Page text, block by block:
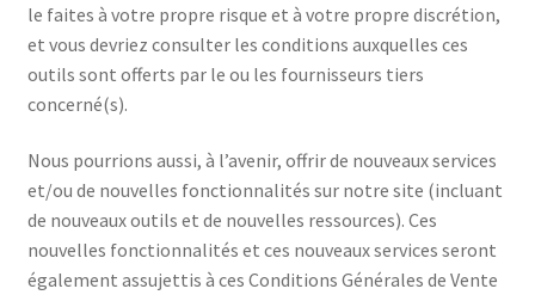
le faites à votre propre risque et à votre propre discrétion,
et vous devriez consulter les conditions auxquelles ces
outils sont offerts par le ou les fournisseurs tiers
concerné(s).
Nous pourrions aussi, à l’avenir, offrir de nouveaux services
et/ou de nouvelles fonctionnalités sur notre site (incluant
de nouveaux outils et de nouvelles ressources). Ces
nouvelles fonctionnalités et ces nouveaux services seront
également assujettis à ces Conditions Générales de Vente